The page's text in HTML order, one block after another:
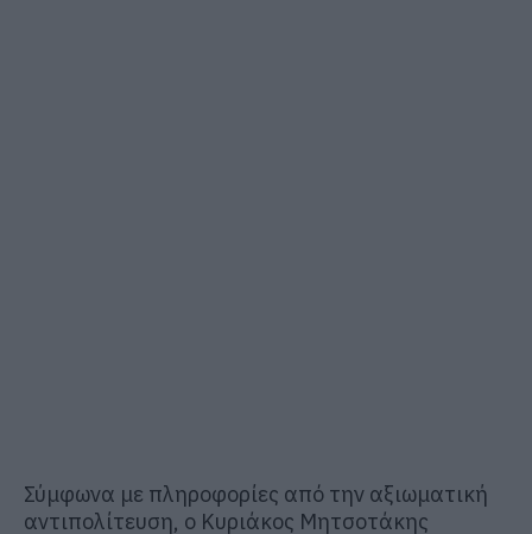
Σύμφωνα με πληροφορίες από την αξιωματική
αντιπολίτευση, ο Κυριάκος Μητσοτάκης